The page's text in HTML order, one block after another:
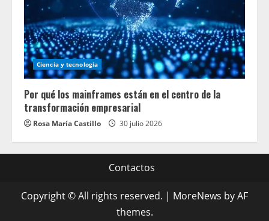
Ciencia y tecnologia
Por qué los mainframes están en el centro de la
transformación empresarial
Rosa María Castillo 30 julio 2026
Contactos
Copyright © All rights reserved. | MoreNews by AF
themes.